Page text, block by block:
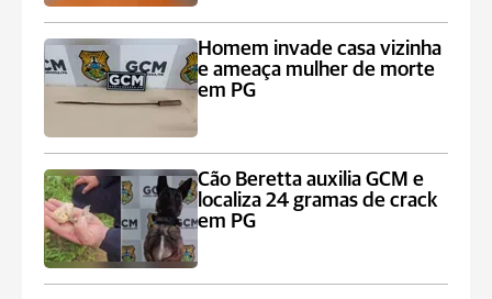
Homem invade casa vizinha
e ameaça mulher de morte
em PG
Cão Beretta auxilia GCM e
localiza 24 gramas de crack
em PG